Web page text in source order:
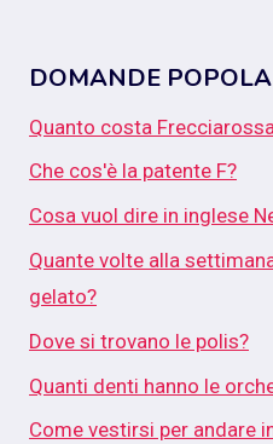
DOMANDE
Quanto costa
Che cos'è la patente F?
Cosa vuol dire in inglese
Quante volte alla
gelato?
Dove si trovano le polis?
Quanti denti hanno le
Come vestirsi per andare